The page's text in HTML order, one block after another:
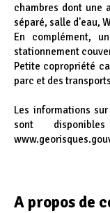
chambres dont une
séparé, salle d'eau,
En complément,
stationnement
Petite copropriété
parc et des
Les informations
sont
A propos de